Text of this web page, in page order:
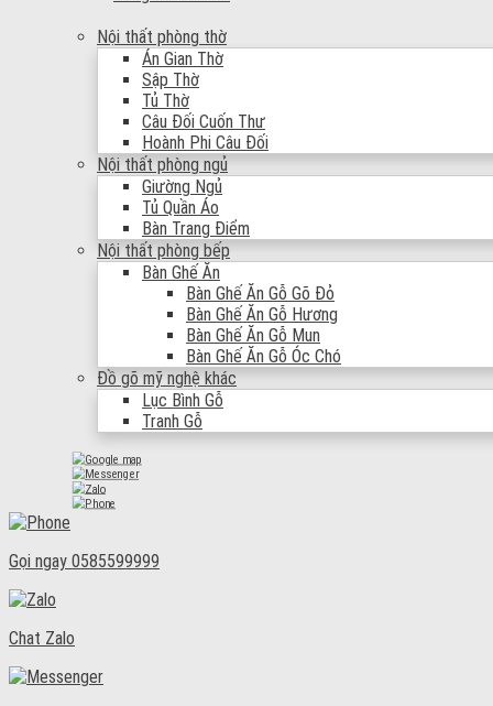
Nội thất phòng thờ
Án Gian Thờ
Sập Thờ
Tủ Thờ
Câu Đối Cuốn Thư
Hoành Phi Câu Đối
Nội thất phòng ngủ
Giường Ngủ
Tủ Quần Áo
Bàn Trang Điểm
Nội thất phòng bếp
Bàn Ghế Ăn
Bàn Ghế Ăn Gỗ Gõ Đỏ
Bàn Ghế Ăn Gỗ Hương
Bàn Ghế Ăn Gỗ Mun
Bàn Ghế Ăn Gỗ Óc Chó
Đồ gõ mỹ nghệ khác
Lục Bình Gỗ
Tranh Gỗ
Gọi ngay 0585599999
Chat Zalo